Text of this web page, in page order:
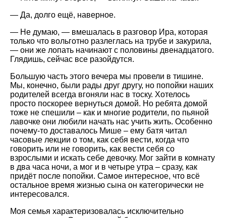
— Да, долго ещё, наверное.
— Не думаю, — вмешалась в разговор Ира, которая
только что вольготно разлеглась на трубе и закурила,
— они же лопать начинают с половины двенадцатого.
Глядишь, сейчас все разойдутся.
Большую часть этого вечера мы провели в тишине.
Мы, конечно, были рады друг другу, но попойки наших
родителей всегда вгоняли нас в тоску. Хотелось
просто поскорее вернуться домой. Но ребята домой
тоже не спешили – как и многие родители, по пьяной
лавочке они любили начать нас учить жить. Особенно
почему-то доставалось Мише – ему батя читал
часовые лекции о том, как себя вести, когда что
говорить или не говорить, как вести себя со
взрослыми и искать себе девочку. Мог зайти в комнату
в два часа ночи, а мог и в четыре утра – сразу, как
придёт после попойки. Самое интересное, что всё
остальное время жизнью сына он категорически не
интересовался.
Моя семья характеризовалась исключительно